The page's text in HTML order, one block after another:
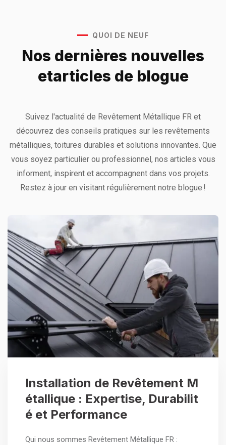
QUOI DE NEUF
Nos dernières nouvelles
etarticles de blogue
Suivez l'actualité de Revêtement Métallique FR et
découvrez des conseils pratiques sur les revêtements
métalliques, toitures durables et solutions innovantes. Que
vous soyez particulier ou professionnel, nos articles vous
informent, inspirent et accompagnent dans vos projets.
Restez à jour en visitant régulièrement notre blogue !
Installation de Revêtement M
étallique : Expertise, Durabilit
é et Performance
Qui nous sommes Revêtement Métallique FR :